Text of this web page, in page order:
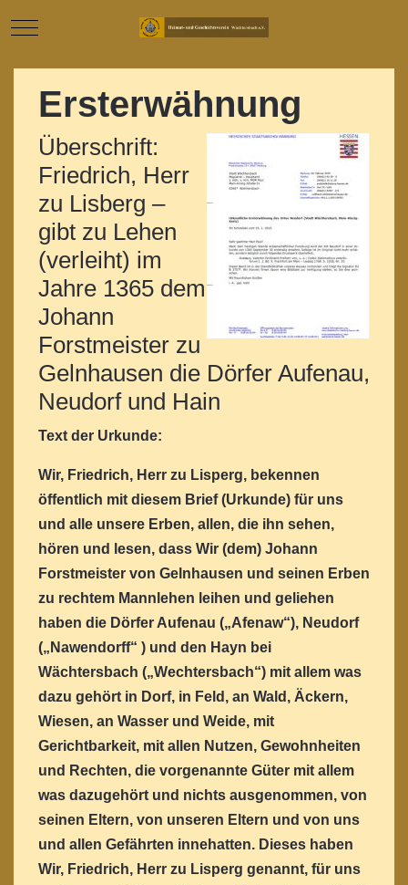
Mobile Menu Toggle
Ersterwähnung
Überschrift:
Friedrich, Herr
zu Lisberg –
gibt zu Lehen
(verleiht) im
Jahre 1365 dem
Johann
Forstmeister zu
Gelnhausen die Dörfer Aufenau,
Neudorf und Hain
Text der Urkunde:
Wir, Friedrich, Herr zu Lisperg, bekennen
öffentlich mit diesem Brief (Urkunde) für uns
und alle unsere Erben, allen, die ihn sehen,
hören und lesen, dass Wir (dem) Johann
Forstmeister von Gelnhausen und seinen Erben
zu rechtem Mannlehen leihen und geliehen
haben die Dörfer Aufenau („Afenaw“), Neudorf
(„Nawendorff“ ) und den Hayn bei
Wächtersbach („Wechtersbach“) mit allem was
dazu gehört in Dorf, in Feld, an Wald, Äckern,
Wiesen, an Wasser und Weide, mit
Gerichtbarkeit, mit allen Nutzen, Gewohnheiten
und Rechten, die vorgenannte Güter mit allem
was dazugehört und nichts ausgenommen, von
seinen Eltern, von unseren Eltern und von uns
und allen Gefährten innehatten. Dieses haben
Wir, Friedrich, Herr zu Lisperg genannt, für uns